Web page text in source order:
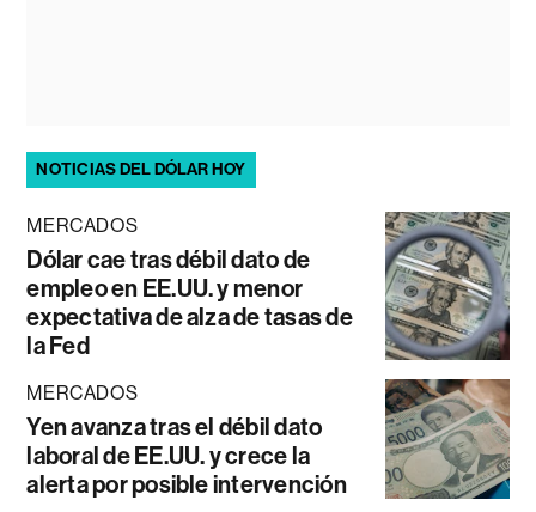
NOTICIAS DEL DÓLAR HOY
MERCADOS
Dólar cae tras débil dato de
empleo en EE.UU. y menor
expectativa de alza de tasas de
la Fed
MERCADOS
Yen avanza tras el débil dato
laboral de EE.UU. y crece la
alerta por posible intervención